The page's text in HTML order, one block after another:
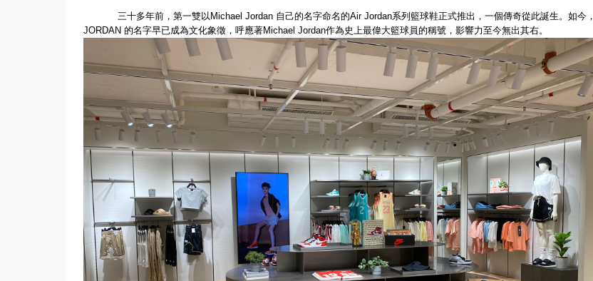
三十多年前，第一雙以 Michael Jordan 自己的名字命名的Air Jordan系列籃球鞋正式推出，一個傳奇從此誕生。如今，
JORDAN 的名字早已成為文化象徵，呼應著Michael Jordan作為史上最偉大籃球員的稱號，影響力至今無出其右。